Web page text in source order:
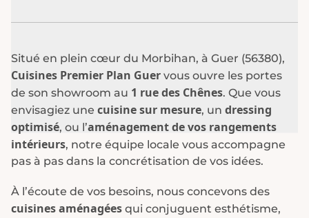
Situé en plein cœur du Morbihan, à Guer (56380),
Cuisines Premier Plan Guer vous ouvre les portes
de son showroom au 1 rue des Chênes. Que vous
envisagiez une cuisine sur mesure, un dressing
optimisé, ou l’aménagement de vos rangements
intérieurs, notre équipe locale vous accompagne
pas à pas dans la concrétisation de vos idées.
À l’écoute de vos besoins, nous concevons des
cuisines aménagées qui conjuguent esthétisme,